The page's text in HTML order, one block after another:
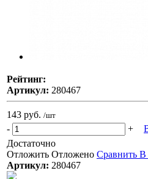
Рейтинг:
Артикул: 280467
143 руб. /шт
- +
Достаточно
Отложить Отложено Сравнить В
Артикул: 280467